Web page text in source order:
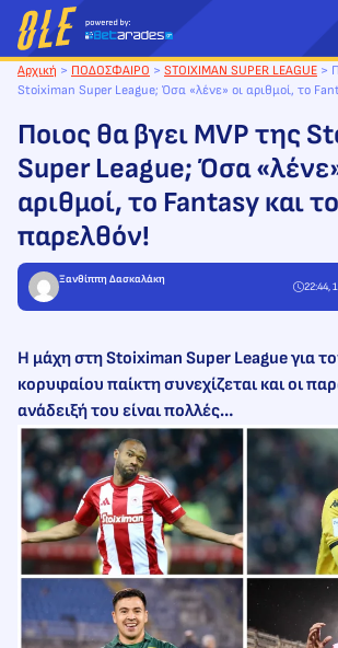
Μετάβαση
στο
περιεχόμενο
Αρχική > ΠΟΔΟΣΦΑΙΡΟ > STOIXIMAN SUPER LEAGUE >
Stoiximan Super League; Όσα «λένε» οι αριθμοί, το
Ποιος θα βγει MVP της
Super League; Όσα
αριθμοί, το Fantasy και
παρελθόν!
Ξανθίππη Δασκαλάκη
22:44,
Η μάχη στη Stoiximan Super League για
κορυφαίου παίκτη συνεχίζεται και οι
ανάδειξή του είναι πολλές…